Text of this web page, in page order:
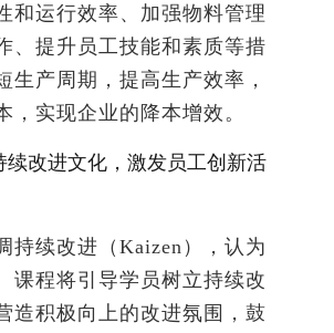
和运行效率、加强物料管理
、提升员工技能和素质等措
生产周期，提高生产效率，
，实现企业的降本增效。
续改进文化，激发员工创新活
持续改进（Kaizen），认为
课程将引导学员树立持续改
造积极向上的改进氛围，鼓